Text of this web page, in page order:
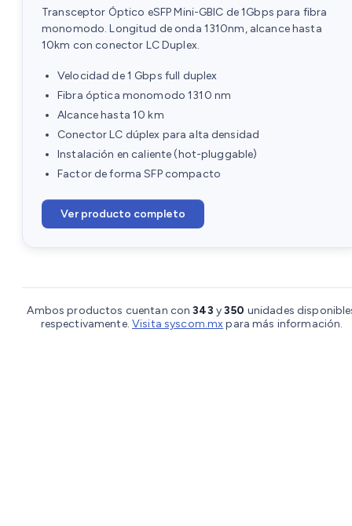
Transceptor Óptico eSFP Mini-GBIC de 1Gbps para fibra
monomodo. Longitud de onda 1310nm, alcance hasta
10km con conector LC Duplex.
Velocidad de 1 Gbps full duplex
Fibra óptica monomodo 1310 nm
Alcance hasta 10 km
Conector LC dúplex para alta densidad
Instalación en caliente (hot-pluggable)
Factor de forma SFP compacto
Ver producto completo
Ambos productos cuentan con343 y350 unidades
respectivamente.Visita syscom.mxpara más información.